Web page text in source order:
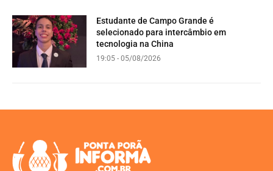
Estudante de Campo Grande é
selecionado para intercâmbio em
tecnologia na China
19:05 - 05/08/2026